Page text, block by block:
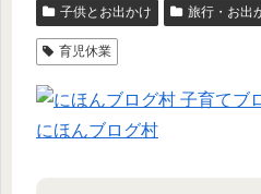
子供とお出かけ 旅行・お出
育児休業
にほんブログ村